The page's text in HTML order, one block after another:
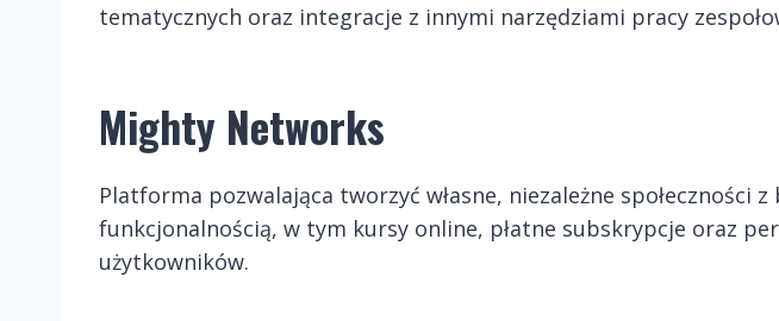
tematycznych oraz integracje z innymi narzędziami pracy
Mighty Networks
Platforma pozwalająca tworzyć własne, niezależne społeczności z
funkcjonalnością, w tym kursy online, płatne subskrypcje oraz
użytkowników.